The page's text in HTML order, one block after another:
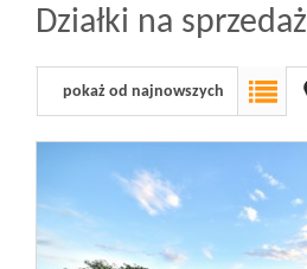
Działki na sprzedaż
pokaż od najnowszych